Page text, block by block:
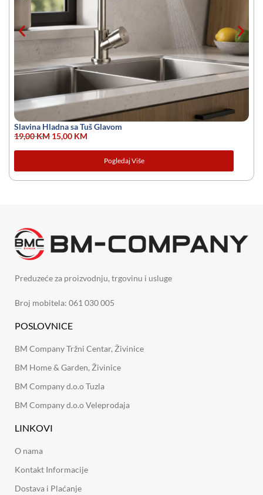
Slavina Hladna sa Tuš Glavom
19,00KM 15,00 KM
Pogledaj Više
Preduzeće za proizvodnju, trgovinu i usluge
Broj mobitela: 061 030 005
POSLOVNICE
BM Company Tržni Centar, Živinice
BM Home & Garden, Živinice
BM Company d.o.o Tuzla
BM Company d.o.o Veleprodaja
LINKOVI
O nama
Kontakt Informacije
Dostava i Plaćanje